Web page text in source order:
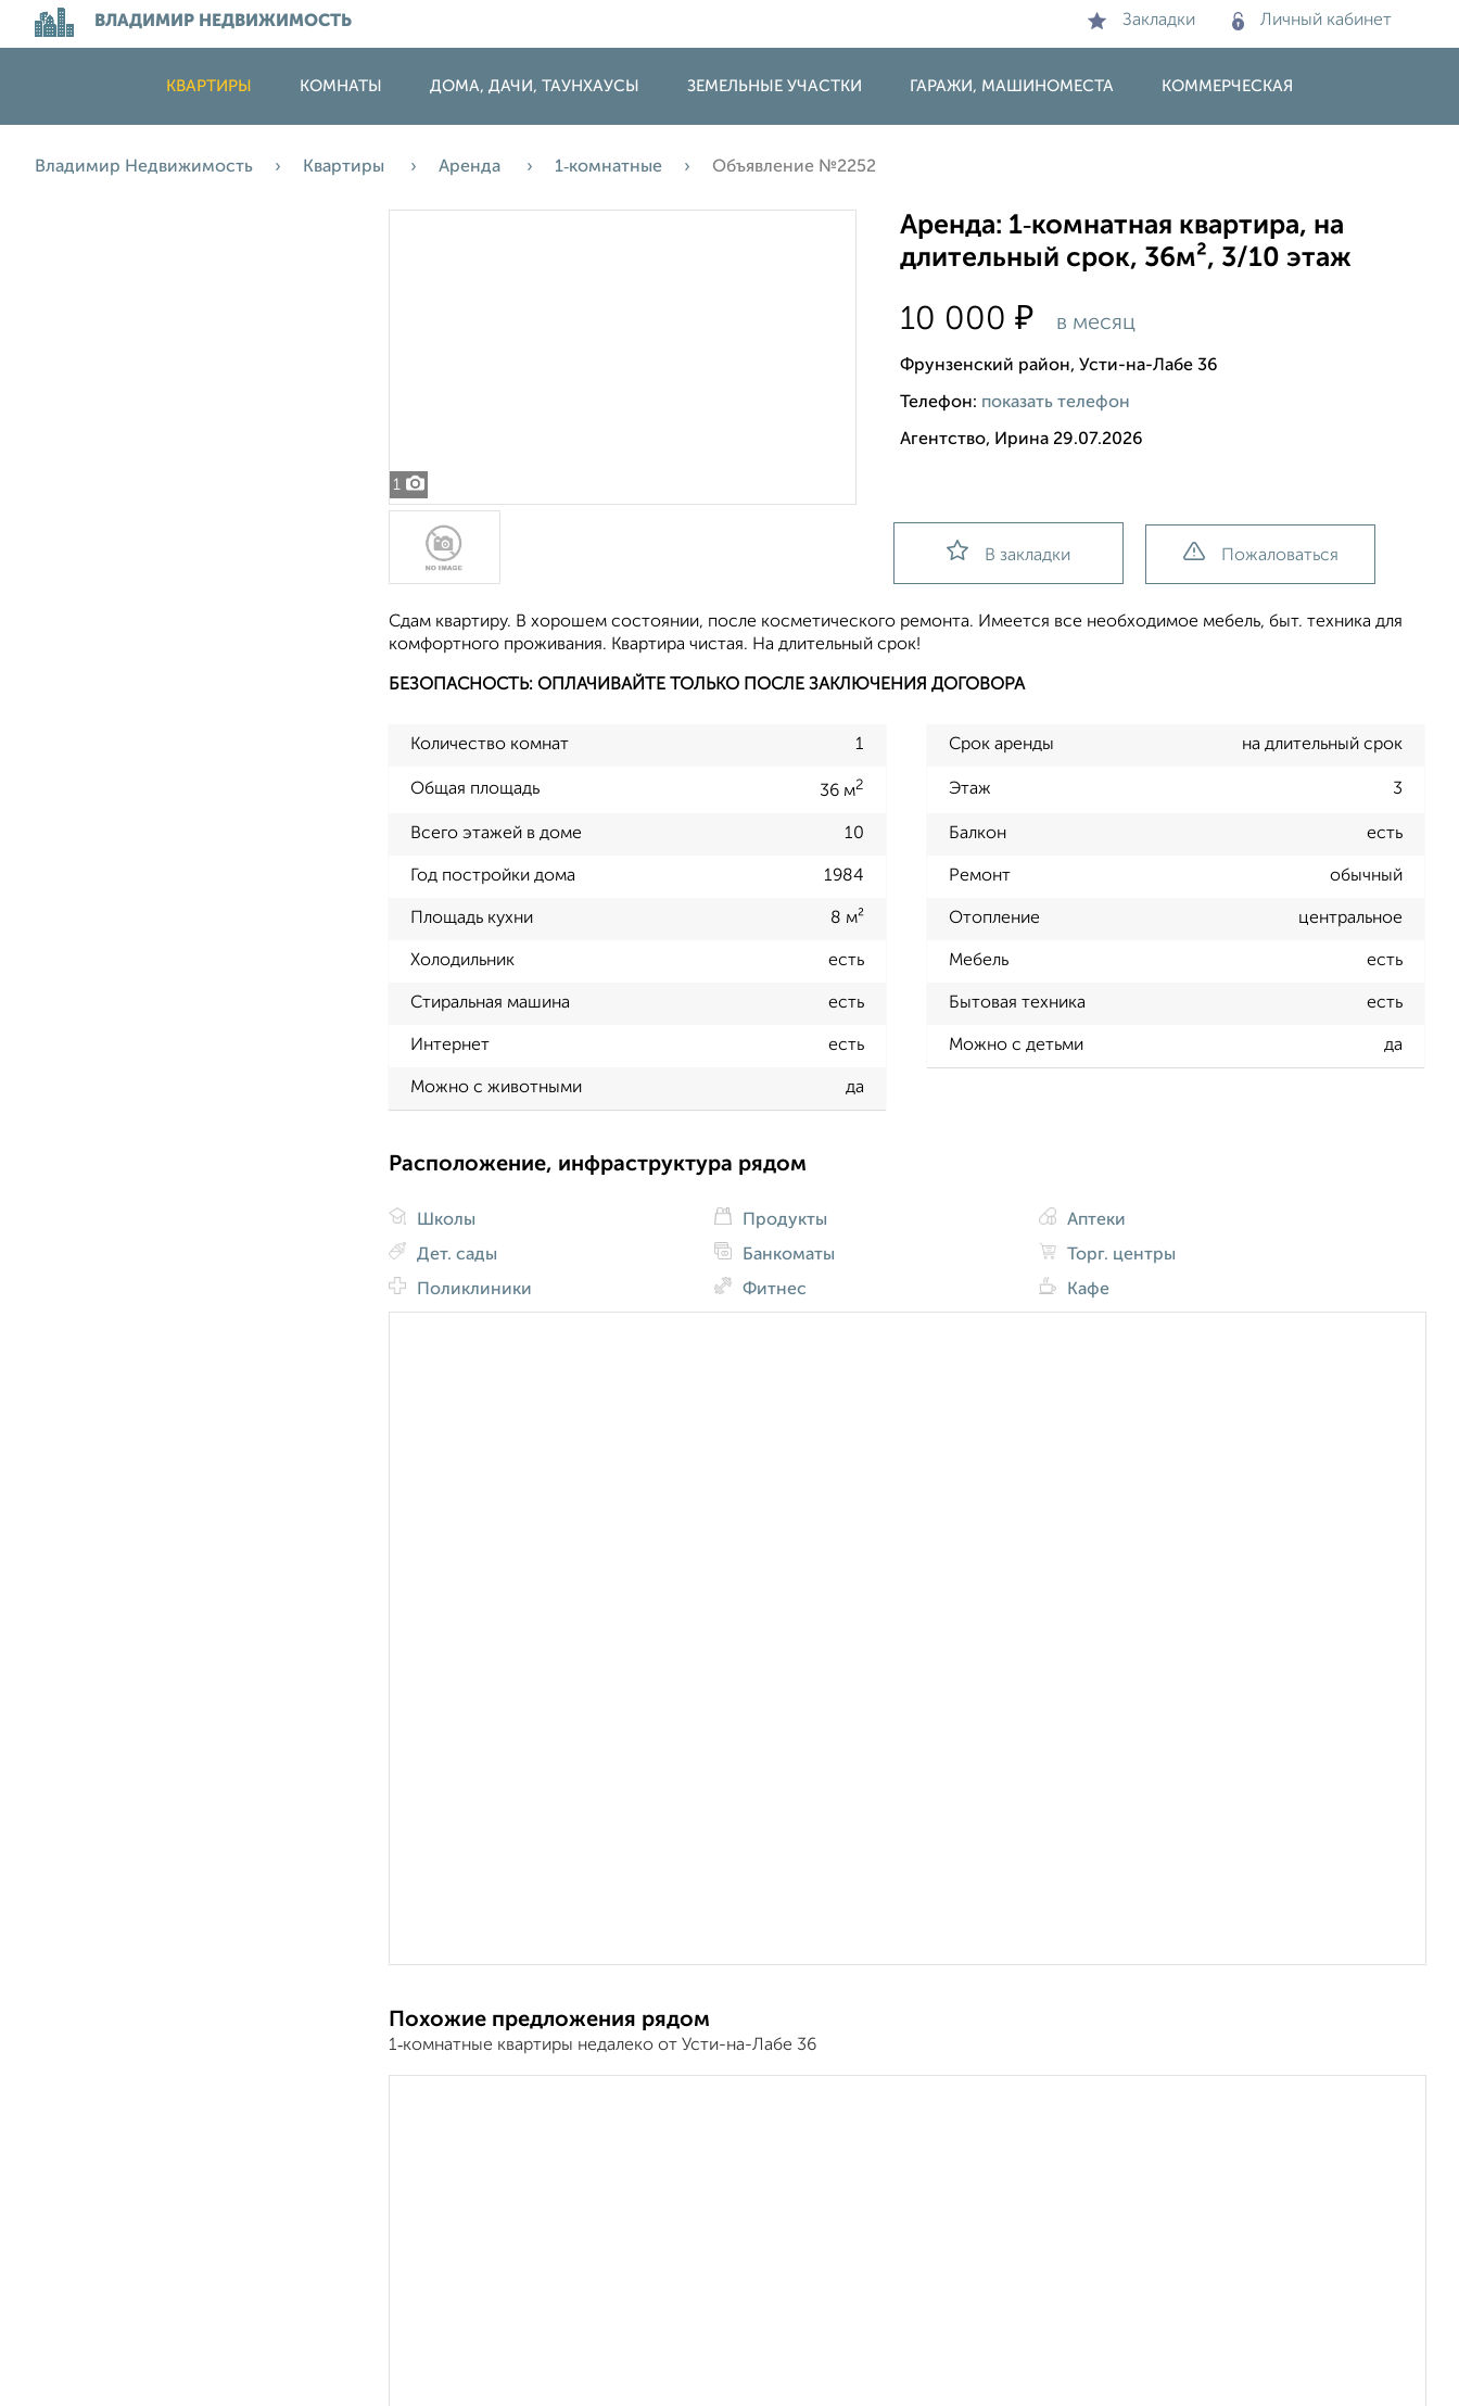
ВЛАДИМИР НЕДВИЖИМОСТЬ Закладки Личный кабинет
КВАРТИРЫ КОМНАТЫ ДОМА, ДАЧИ, ТАУНХАУСЫ ЗЕМЕЛЬНЫЕ УЧАСТКИ ГАРАЖИ, МАШИНОМЕСТА КОММЕРЧЕСКАЯ
Владимир Недвижимость Квартиры Аренда 1‑комнатные Объявление №2252
1
Аренда: 1‑комнатная квартира, на
длительный срок, 36м², 3/10 этаж
10 000₽ в месяц
Фрунзенский район, Усти-на-Лабе 36
Телефон: показать телефон
Агентство, Ирина 29.07.2026
В закладки Пожаловаться
Сдам квартиру. В хорошем состоянии, после косметического ремонта. Имеется все необходимое мебель, быт. техника для
комфортного проживания. Квартира чистая. На длительный срок!
БЕЗОПАСНОСТЬ: ОПЛАЧИВАЙТЕ ТОЛЬКО ПОСЛЕ ЗАКЛЮЧЕНИЯ ДОГОВОРА
Количество комнат 1 Срок аренды на длительный срок
Общая площадь 36 м2 Этаж 3
Всего этажей в доме 10 Балкон есть
Год постройки дома 1984 Ремонт обычный
Площадь кухни 8 м² Отопление центральное
Холодильник есть Мебель есть
Стиральная машина есть Бытовая техника есть
Интернет есть Можно с детьми да
Можно с животными да
Расположение, инфраструктура рядом
Школы
Дет. сады
Поликлиники
Продукты
Банкоматы
Фитнес
Аптеки
Торг. центры
Кафе
Похожие предложения рядом
1‑комнатные квартиры недалеко от Усти-на-Лабе 36